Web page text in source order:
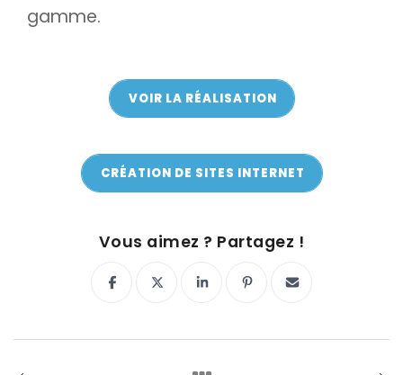
gamme.
VOIR LA RÉALISATION
VOIR LA RÉALISATION
ON Y VA !
CRÉATION DE SITES INTERNET
Vous aimez ? Partagez !